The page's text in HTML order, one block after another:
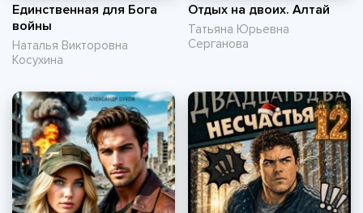
Единственная для Бога
войны
Наталья Викторовна
Косухина
Отдых на двоих. Алтай
Татьяна Юрьевна
Серганова